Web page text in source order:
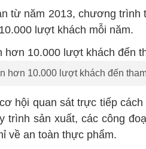
từ năm 2013, chương trình
lượt khách mỗi năm.
hơn 10.000 lượt khách đến
hội quan sát trực tiếp
trình sản xuất, các công
về an toàn thực phẩm.